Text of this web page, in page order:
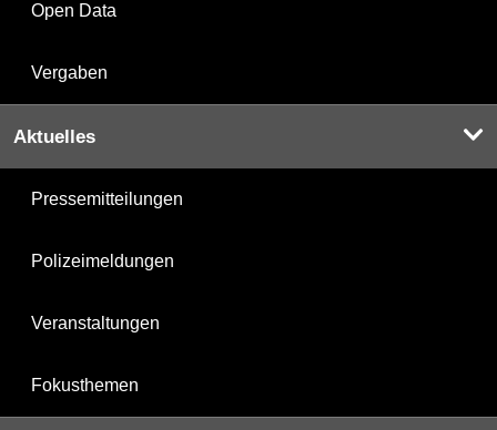
Open Data
Vergaben
Aktuelles
Pressemitteilungen
Polizeimeldungen
Veranstaltungen
Fokusthemen